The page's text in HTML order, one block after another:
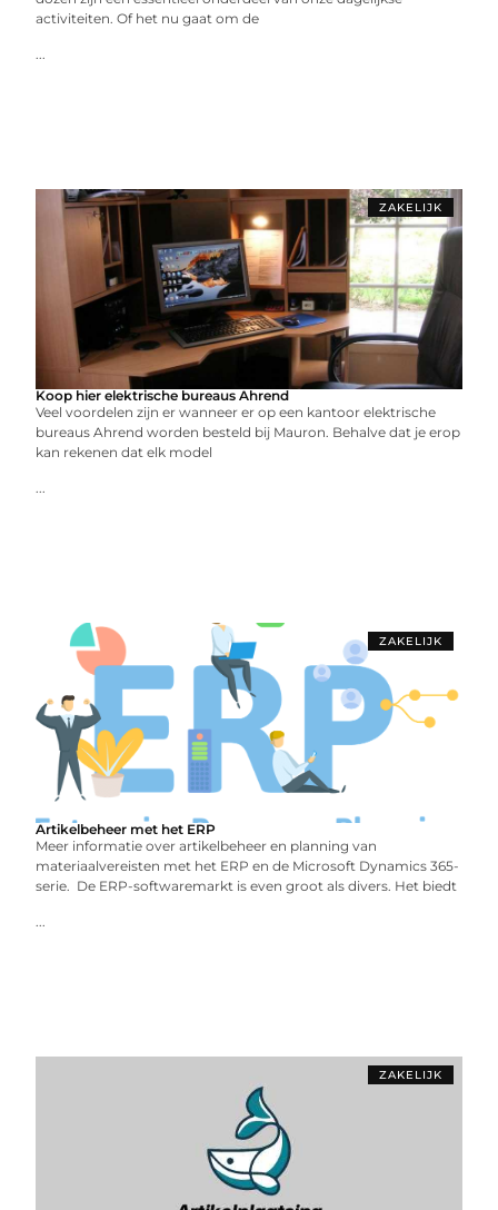
activiteiten. Of het nu gaat om de
...
ZAKELIJK
Koop hier elektrische bureaus Ahrend
Veel voordelen zijn er wanneer er op een kantoor elektrische
bureaus Ahrend worden besteld bij Mauron. Behalve dat je erop
kan rekenen dat elk model
...
ZAKELIJK
Artikelbeheer met het ERP
Meer informatie over artikelbeheer en planning van
materiaalvereisten met het ERP en de Microsoft Dynamics 365-
serie. De ERP-softwaremarkt is even groot als divers. Het biedt
...
ZAKELIJK